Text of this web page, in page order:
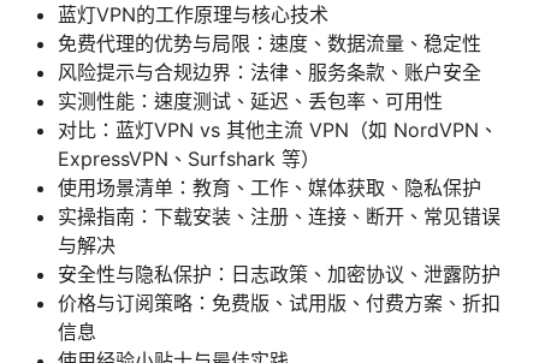
蓝灯VPN的工作原理与核心技术
免费代理的优势与局限：速度、数据流量、稳定性
风险提示与合规边界：法律、服务条款、账户安全
实测性能：速度测试、延迟、丢包率、可用性
对比：蓝灯VPN vs 其他主流 VPN（如 NordVPN、
ExpressVPN、Surfshark 等）
使用场景清单：教育、工作、媒体获取、隐私保护
实操指南：下载安装、注册、连接、断开、常见错误
与解决
安全性与隐私保护：日志政策、加密协议、泄露防护
价格与订阅策略：免费版、试用版、付费方案、折扣
信息